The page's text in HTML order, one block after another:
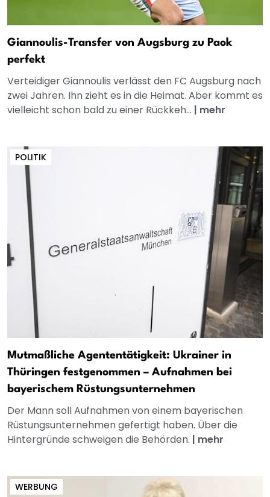
Giannoulis-Transfer von Augsburg zu Paok
perfekt
Verteidiger Giannoulis verlässt den FC Augsburg nach
zwei Jahren. Ihn zieht es in die Heimat. Aber kommt es
vielleicht schon bald zu einer Rückkeh... | mehr
POLITIK
Mutmaßliche Agententätigkeit: Ukrainer in
Thüringen festgenommen – Aufnahmen bei
bayerischem Rüstungsunternehmen
Der Mann soll Aufnahmen von einem bayerischen
Rüstungsunternehmen gefertigt haben. Über die
Hintergründe schweigen die Behörden. | mehr
WERBUNG